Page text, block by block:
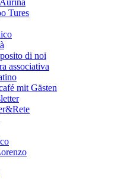
Tures
di noi
associativa
mit Gästen